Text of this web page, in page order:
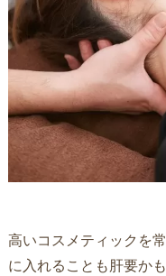
高いコスメティックを
に入れることも肝要か